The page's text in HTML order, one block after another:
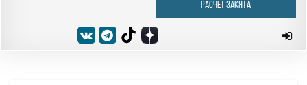
РАСЧЁТ ЗАКЯТА